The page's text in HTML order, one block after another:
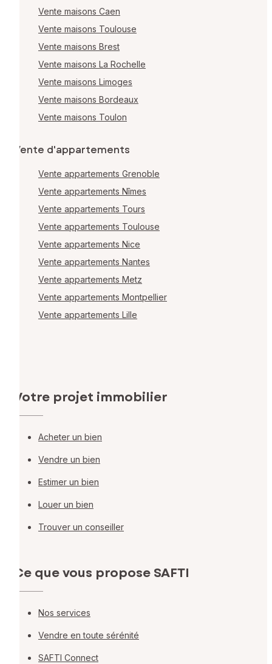
Vente maisons Caen
Vente maisons Toulouse
Vente maisons Brest
Vente maisons La Rochelle
Vente maisons Limoges
Vente maisons Bordeaux
Vente maisons Toulon
Vente d'appartements
Vente appartements Grenoble
Vente appartements Nîmes
Vente appartements Tours
Vente appartements Toulouse
Vente appartements Nice
Vente appartements Nantes
Vente appartements Metz
Vente appartements Montpellier
Vente appartements Lille
Votre projet immobilier
Acheter un bien
Vendre un bien
Estimer un bien
Louer un bien
Trouver un conseiller
Ce que vous propose SAFTI
Nos services
Vendre en toute sérénité
SAFTI Connect